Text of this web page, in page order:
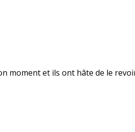
moment et ils ont hâte de le